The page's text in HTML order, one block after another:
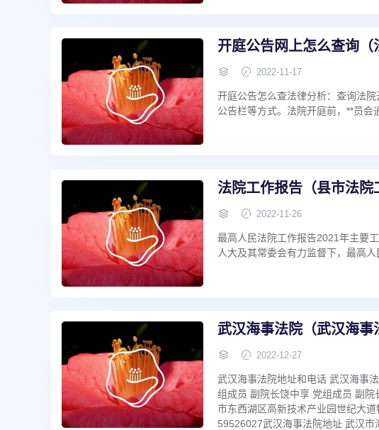
开庭公告网上怎么查询（
2022-11-17
开庭公告怎么查法律分析：查询法
公告栏等方式。法院开庭前，**员会
法院工作报告（县市法院
2022-11-26
最高人民法院工作报告2021年主要
人大及其常委会有力监督下，最高人
武汉海事法院（武汉海事
2022-12-27
武汉海事法院地址和电话 武汉海事
组成员 副院长饶中享 党组成员 副
市东西湖区高新技术产业园世纪大
59526027武汉海事法院地址 武汉市